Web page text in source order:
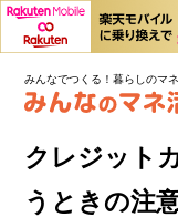
みんなでつくる！暮らしのマ
クレジット
うときの注